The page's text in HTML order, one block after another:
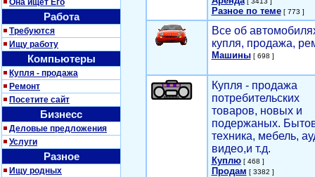
Она ищет Его
Работа
Требуются
Ищу работу
Компьютеры
Купля - продажа
Ремонт
Посетите сайт
Бизнесс
Деловые предложения
Услуги
Разное
Ищу родных
Разное по теме[ 773 ]
Все об
купля, продажа,
Машины[ 698 ]
Купля - продажа
потребительских
товаров, новых и
подержаных.
техника, мебель,
видео,и т.д.
Куплю[ 468 ]
Продам [ 3382 ]